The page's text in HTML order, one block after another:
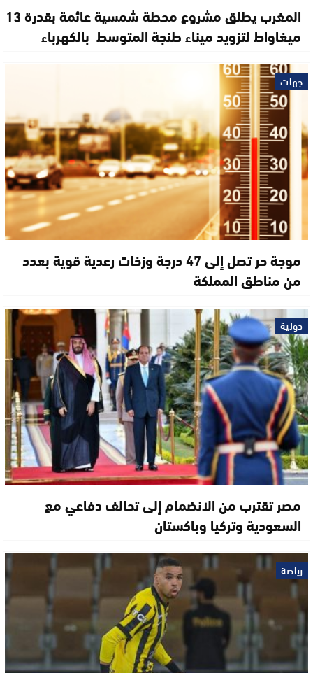
المغرب يطلق مشروع محطة شمسية عائمة بقدرة 13
ميغاواط لتزويد ميناء طنجة المتوسط بالكهرباء
جهات
موجة حر تصل إلى 47 درجة وزخات رعدية قوية بعدد
من مناطق المملكة
دولية
مصر تقترب من الانضمام إلى تحالف دفاعي مع
السعودية وتركيا وباكستان
رياضة